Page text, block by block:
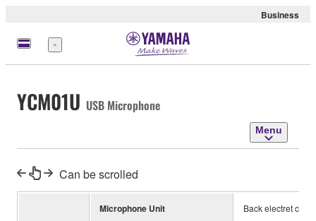
Business
Menu
YCM01U USB Microphone
Menu
Can be scrolled
Microphone Unit Back electret